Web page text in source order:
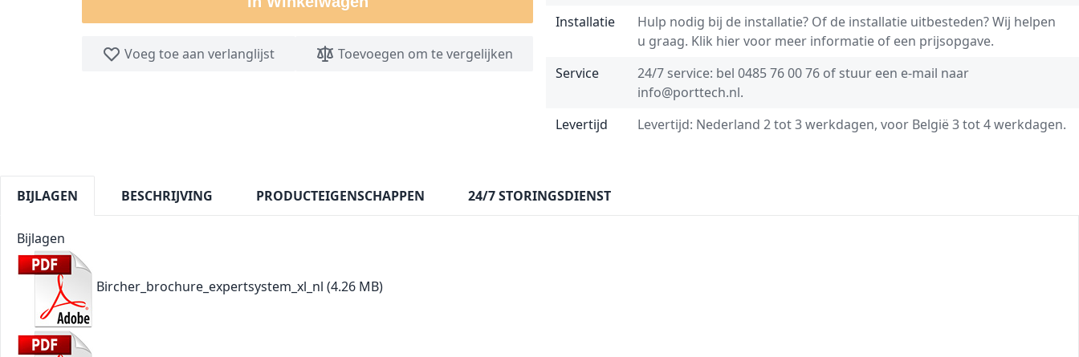
Voeg toe aan verlanglijst Toevoegen om te vergelijken
Installatie
Hulp nodig bij de installatie? Of de installatie uitbesteden? Wij helpen
u graag. Klik hier voor meer informatie of een prijsopgave.
Service
24/7 service: bel 0485 76 00 76 of stuur een e-mail naar
info@porttech.nl.
Levertijd
Levertijd: Nederland 2 tot 3 werkdagen, voor België 3 tot 4 werkdagen.
BIJLAGEN BESCHRIJVING PRODUCTEIGENSCHAPPEN 24/7 STORINGSDIENST
Bijlagen
Bircher_brochure_expertsystem_xl_nl (4.26 MB)